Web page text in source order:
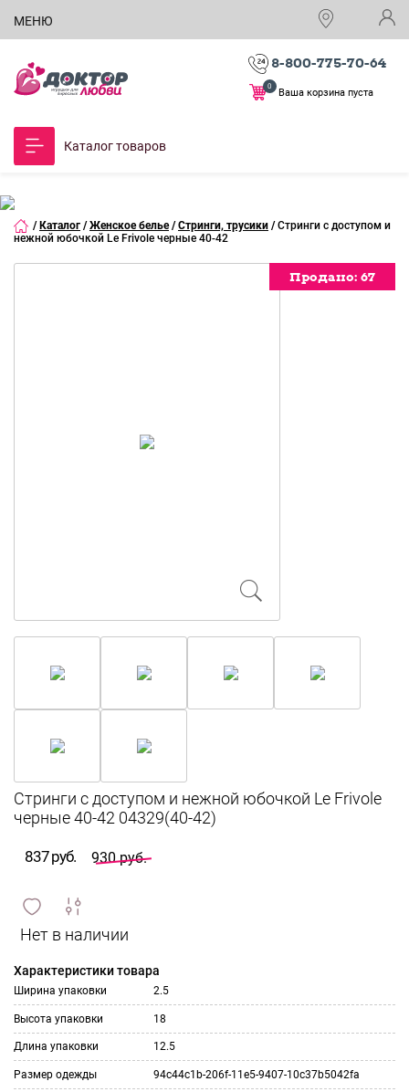
МЕНЮ
8-800-775-70-64
Ваша корзина пуста
0
Каталог товаров
/ Каталог / Женское белье / Стринги, трусики / Стринги с доступом и
нежной юбочкой Le Frivole черные 40-42
Продано: 67
Продано: 67
Продано: 67
Продано: 67
Продано: 67
Продано: 67
837 руб. 930 руб.
и
сравнить
ИЗБРАННОЕ
Характеристики товара
Ширина упаковки 2.5
Высота упаковки 18
Длина упаковки 12.5
Размер одежды 94c44c1b-206f-11e5-9407-10c37b5042fa